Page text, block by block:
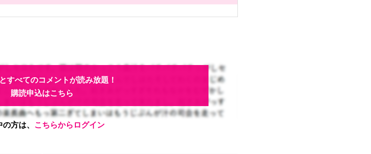
すべてのコメントが読み放題！
購読申込はこちら
方は、 こちらからログイン